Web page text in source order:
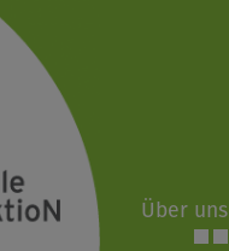
Über uns